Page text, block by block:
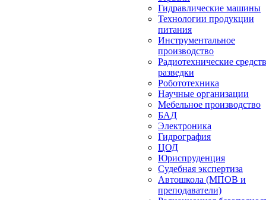
Гидравлические машины
Технологии продукции
питания
Инструментальное
производство
Радиотехнические
разведки
Робототехника
Научные организации
Мебельное производство
БАД
Электроника
Гидрография
ЦОД
Юриспруденция
Судебная экспертиза
Автошкола (МПОВ и
преподаватели)